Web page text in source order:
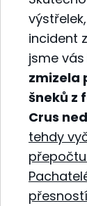
incident
jsme
zmizela
šneků z
Crus
tehdy